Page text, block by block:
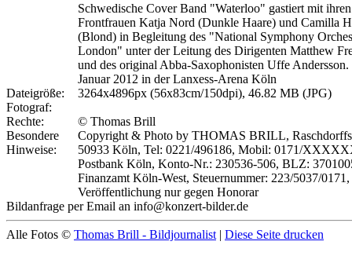
Schwedische Cover Band "Waterloo" gastiert mit ihren
Frontfrauen Katja Nord (Dunkle Haare) und Camilla
(Blond) in Begleitung des "National Symphony
London" unter der Leitung des Dirigenten Matthew
und des original Abba-Saxophonisten Uffe Andersson.
Januar 2012 in der Lanxess-Arena Köln
Dateigröße:
3264x4896px (56x83cm/150dpi), 46.82 MB (JPG)
Fotograf:
Rechte:
© Thomas Brill
Besondere
Hinweise:
Copyright & Photo by THOMAS BRILL,
50933 Köln, Tel: 0221/496186, Mobil: 0171/
Postbank Köln, Konto-Nr.: 230536-506, BLZ:
Finanzamt Köln-West, Steuernummer: 223/5037/
Veröffentlichung nur gegen Honorar
Bildanfrage per Email an info@konzert-bilder.de
Alle Fotos © Thomas Brill - Bildjournalist | Diese Seite drucken